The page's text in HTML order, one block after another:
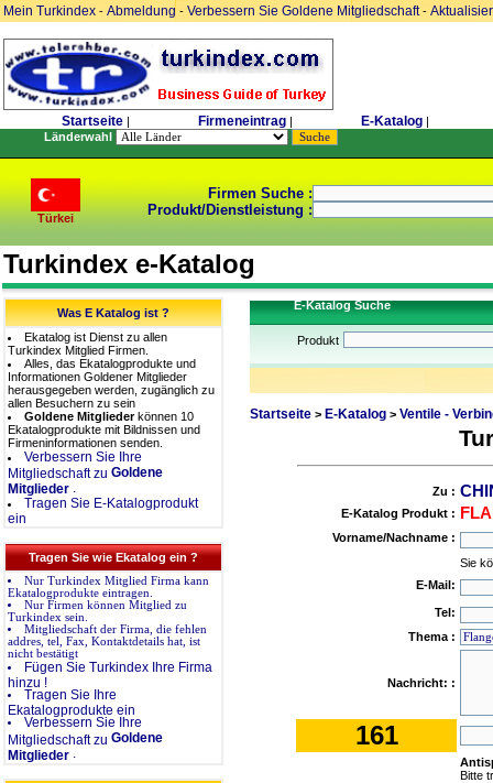
Mein Turkindex - Abmeldung - Verbessern Sie Goldene Mitgliedschaft-
Startseite | Firmeneintrag | E-Katalog |
Länderwahl
Türkei
Firmen Suche :
Produkt/Dienstleistung :
Turkindex e-Katalog
Was E Katalog ist ?
Ekatalog ist Dienst zu allen
Turkindex Mitglied Firmen.
Alles, das Ekatalogprodukte und
Informationen Goldener Mitglieder
herausgegeben werden, zugänglich zu
allen Besuchern zu sein
Goldene Mitgliederkönnen 10
Ekatalogprodukte mit Bildnissen und
Firmeninformationen senden.
Verbessern Sie Ihre
Mitgliedschaft zu Goldene
Mitglieder .
Tragen Sie E-Katalogprodukt
ein
Tragen Sie wie Ekatalog ein ?
Nur Turkindex Mitglied Firma kann
Ekatalogprodukte eintragen.
Nur Firmen können Mitglied zu
Turkindex sein.
Mitgliedschaft der Firma, die fehlen
addres, tel, Fax, Kontaktdetails hat, ist
nicht bestätigt
Fügen Sie Turkindex Ihre Firma
hinzu !
Tragen Sie Ihre
Ekatalogprodukte ein
Verbessern Sie Ihre
Mitgliedschaft zu Goldene
Mitglieder .
E-Katalog Suche
Produkt
Startseite > E-Katalog> Ventile -
Zu :
E-Katalog Produkt :
Vorname/Nachname :
Sie
E-Mail:
Tel:
Thema :
Nachricht: :
161
Bitte